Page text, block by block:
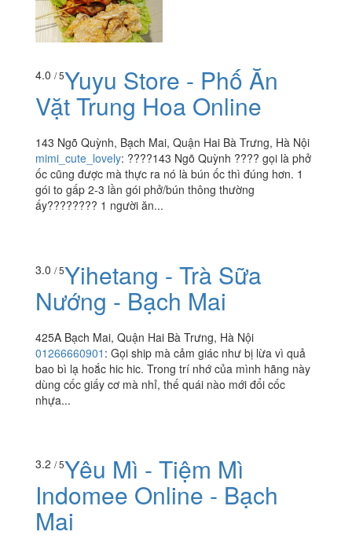
4.0 / 5Yuyu Store - Phố Ăn
Vặt Trung Hoa Online
143 Ngõ Quỳnh, Bạch Mai, Quận Hai Bà Trưng, Hà Nội
mimi_cute_lovely: ????143 Ngõ Quỳnh ???? gọi là phở
ốc cũng được mà thực ra nó là bún ốc thì đúng hơn. 1
gói to gấp 2-3 lần gói phở/bún thông thường
ấy???????? 1 người ăn...
3.0 / 5Yihetang - Trà Sữa
Nướng - Bạch Mai
425A Bạch Mai, Quận Hai Bà Trưng, Hà Nội
01266660901 : Gọi ship mà cảm giác như bị lừa vì quả
bao bì lạ hoắc hic hic. Trong trí nhớ của mình hãng này
dùng cốc giấy cơ mà nhỉ, thế quái nào mới đổi cốc
nhựa...
3.2 / 5Yêu Mì - Tiệm Mì
Indomee Online - Bạch
Mai